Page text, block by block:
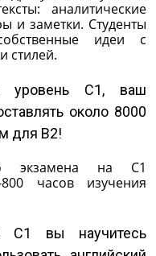
аналитические
и заметки. Студенты
идеи с
стилей.
уровень С1, ваш
около 8000
для В2!
экзамена на С1
часов изучения
С1 вы научитесь